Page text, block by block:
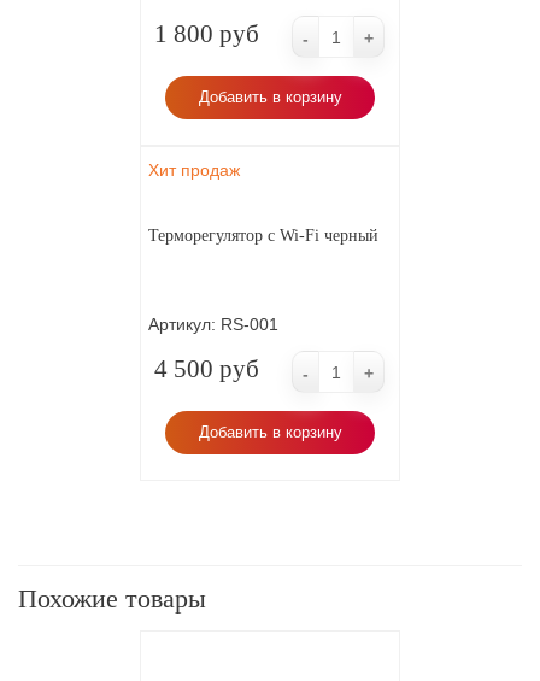
1 800 руб - +
Добавить в корзину
Хит продаж
Терморегулятор с Wi-Fi черный
Артикул: RS-001
4 500 руб - +
Добавить в корзину
Похожие товары